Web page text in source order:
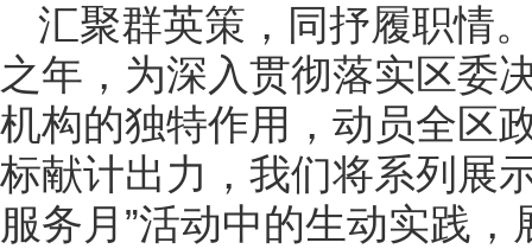
汇聚群英策，同抒履职情
之年，为深入贯彻落实区委
机构的独特作用，动员全区
标献计出力，我们将系列展
服务月”活动中的生动实践